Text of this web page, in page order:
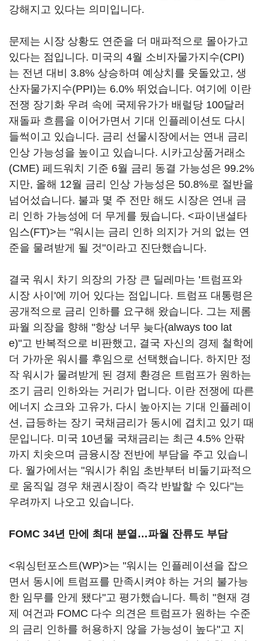
강해지고 있다는 의미입니다.
문제는 시장 상황도 연준을 더 매파적으로 몰아가고
있다는 점입니다. 미국의 4월 소비자물가지수(CPI)
는 전년 대비 3.8% 상승하며 예상치를 웃돌았고, 생
산자물가지수(PPI)는 6.0% 뛰었습니다. 여기에 이란
전쟁 장기화 우려 속에 국제유가가 배럴당 100달러
재돌파 흐름을 이어가면서 기대 인플레이션도 다시
들썩이고 있습니다. 금리 선물시장에서는 연내 금리
인상 가능성을 높이고 있습니다. 시카고상품거래소
(CME) 페드워치 기준 6월 금리 동결 가능성은 99.2%
지만, 올해 12월 금리 인상 가능성은 50.8%로 절반을
넘어섰습니다. 불과 몇 주 전만 해도 시장은 연내 금
리 인하 가능성에 더 무게를 뒀습니다. <파이낸셜타
임스(FT)>는 "워시는 금리 인하 의지가 거의 없는 연
준을 물려받게 될 것"이라고 진단했습니다.
결국 워시 차기 의장의 가장 큰 딜레마는 '트럼프와
시장 사이'에 끼어 있다는 점입니다. 트럼프 대통령은
공개적으로 금리 인하를 요구해 왔습니다. 그는 제롬
파월 의장을 향해 "항상 너무 늦다(always too lat
e)"고 반복적으로 비판했고, 결국 자신의 경제 철학에
더 가까운 워시를 후임으로 선택했습니다. 하지만 정
작 워시가 물려받게 된 경제 환경은 트럼프가 원하는
조기 금리 인하와는 거리가 멉니다. 이란 전쟁에 따른
에너지 쇼크와 고유가, 다시 높아지는 기대 인플레이
션, 급등하는 장기 국채금리가 동시에 겹치고 있기 때
문입니다. 미국 10년물 국채금리는 최근 4.5% 안팎
까지 치솟으며 금융시장 전반에 부담을 주고 있습니
다. 월가에서는 "워시가 취임 초반부터 비둘기파적으
로 움직일 경우 채권시장이 즉각 반발할 수 있다"는
우려까지 나오고 있습니다.
FOMC 34년 만에 최대 분열…파월 잔류도 부담
<워싱턴포스트(WP)>는 "워시는 인플레이션을 잡으
면서 동시에 트럼프를 만족시켜야 하는 거의 불가능
한 임무를 안게 됐다"고 평가했습니다. 특히 "현재 경
제 여건과 FOMC 다수 의견은 트럼프가 원하는 수준
의 금리 인하를 허용하지 않을 가능성이 높다"고 지